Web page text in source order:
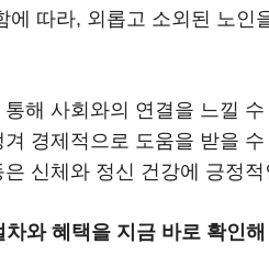
에 따라, 외롭고 소외된 노인
통해 사회와의 연결을 느낄 수
겨 경제적으로 도움을 받을 수
신체와 정신 건강에 긍정
와 혜택을 지금 바로 확인